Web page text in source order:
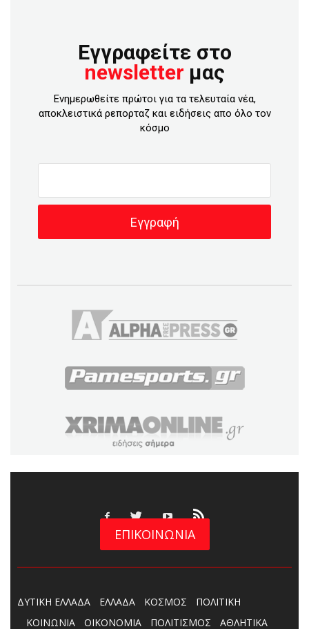
Εγγραφείτε στο
newsletter μας
Ενημερωθείτε πρώτοι για τα τελευταία νέα,
αποκλειστικά ρεπορταζ και ειδήσεις απο όλο τον
κόσμο
ΕΠΙΚΟΙΝΩΝΙΑ
ΔΥΤΙΚΗ ΕΛΛΑΔΑ ΕΛΛΑΔΑ ΚΟΣΜΟΣ
ΠΟΛΙΤΙΚΗ
ΚΟΙΝΩΝΙΑ
ΟΙΚΟΝΟΜΙΑ ΠΟΛΙΤΙΣΜΟΣ ΑΘΛΗΤΙΚΑ